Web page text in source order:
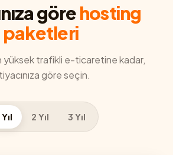
görehosting
paketleri
yüksek trafikli e-ticaretine kadar,
göre seçin.
Yıl 2 Yıl 3 Yıl